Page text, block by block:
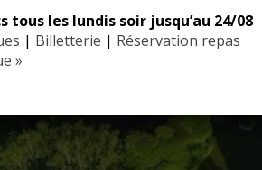
tous les lundis soir jusqu’au 24/08
| Billetterie | Réservation repas
»